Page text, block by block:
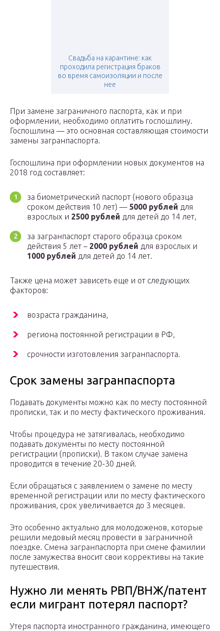
Свадьба на карантине: как
проходила регистрация браков
во время самоизоляции и после
нее
При замене заграничного паспорта, как и при
оформлении, необходимо оплатить госпошлину.
Госпошлина — это основная составляющая стоимости
замены загранпаспорта.
Госпошлина при оформлении новых документов на
2018 год составляет:
за биометрический паспорт (нового образца
сроком действия 10 лет) — 5000 рублей для
взрослых и 2500 рублей для детей до 14 лет,
за загранпаспорт старого образца сроком
действия 5 лет – 2000 рублей для взрослых и
1000 рублей для детей до 14 лет.
Также цена может зависеть еще и от следующих
факторов:
возраста гражданина,
региона постоянной регистрации в РФ,
срочности изготовления загранпаспорта.
Срок замены загранпаспорта
Подавать документы можно как по месту постоянной
прописки, так и по месту фактического проживания.
Чтобы процедура не затягивалась, необходимо
подавать документы по месту постоянной
регистрации (прописки). В таком случае замена
проводится в течение 20-30 дней.
Если обращаться с заявлением о замене по месту
временной регистрации или по месту фактического
проживания, срок увеличивается до 3 месяцев.
Это особенно актуально для молодоженов, которые
решили медовый месяц провести в заграничной
поездке. Смена загранпаспорта при смене фамилии
после замужества вносит свои коррективы на такие
путешествия.
Нужно ли менять РВП/ВНЖ/патент
если мигрант потерял паспорт?
Утеря паспорта иностранного гражданина, имеющего